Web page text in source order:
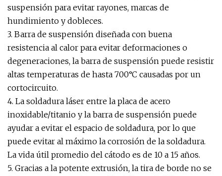
suspensión para evitar rayones, marcas de
hundimiento y dobleces.
3. Barra de suspensión diseñada con buena
resistencia al calor para evitar deformaciones o
degeneraciones, la barra de suspensión puede resistir
altas temperaturas de hasta 700°C causadas por un
cortocircuito.
4. La soldadura láser entre la placa de acero
inoxidable/titanio y la barra de suspensión puede
ayudar a evitar el espacio de soldadura, por lo que
puede evitar al máximo la corrosión de la soldadura.
La vida útil promedio del cátodo es de 10 a 15 años.
5. Gracias a la potente extrusión, la tira de borde no se